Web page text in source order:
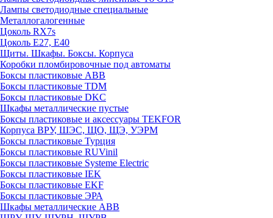
Лампы светодиодные специальные
Металлогалогенные
Цоколь RX7s
Цоколь Е27, E40
Щиты. Шкафы. Боксы. Корпуса
Коробки пломбировочные под автоматы
Боксы пластиковые ABB
Боксы пластиковые TDM
Боксы пластиковые DKC
Шкафы металлические пустые
Боксы пластиковые и аксессуары TEKFOR
Корпуса ВРУ, ШЭС, ЩО, ЩЭ, УЭРМ
Боксы пластиковые Турция
Боксы пластиковые RUVinil
Боксы пластиковые Systeme Electric
Боксы пластиковые IEK
Боксы пластиковые EKF
Боксы пластиковые ЭРА
Шкафы металлические ABB